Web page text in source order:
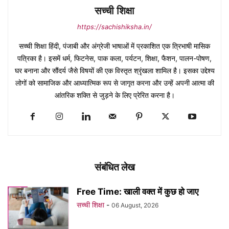
सच्ची शिक्षा
https://sachishiksha.in/
सच्ची शिक्षा हिंदी, पंजाबी और अंग्रेजी भाषाओं में प्रकाशित एक त्रिभाषी मासिक
पत्रिका है। इसमें धर्म, फिटनेस, पाक कला, पर्यटन, शिक्षा, फैशन, पालन-पोषण,
घर बनाना और सौंदर्य जैसे विषयों की एक विस्तृत श्रृंखला शामिल है। इसका उद्देश्य
लोगों को सामाजिक और आध्यात्मिक रूप से जागृत करना और उन्हें अपनी आत्मा की
आंतरिक शक्ति से जुड़ने के लिए प्रेरित करना है।
संबंधित लेख
Free Time: खाली वक्त में कुछ हो जाए
सच्ची शिक्षा - 06 August, 2026